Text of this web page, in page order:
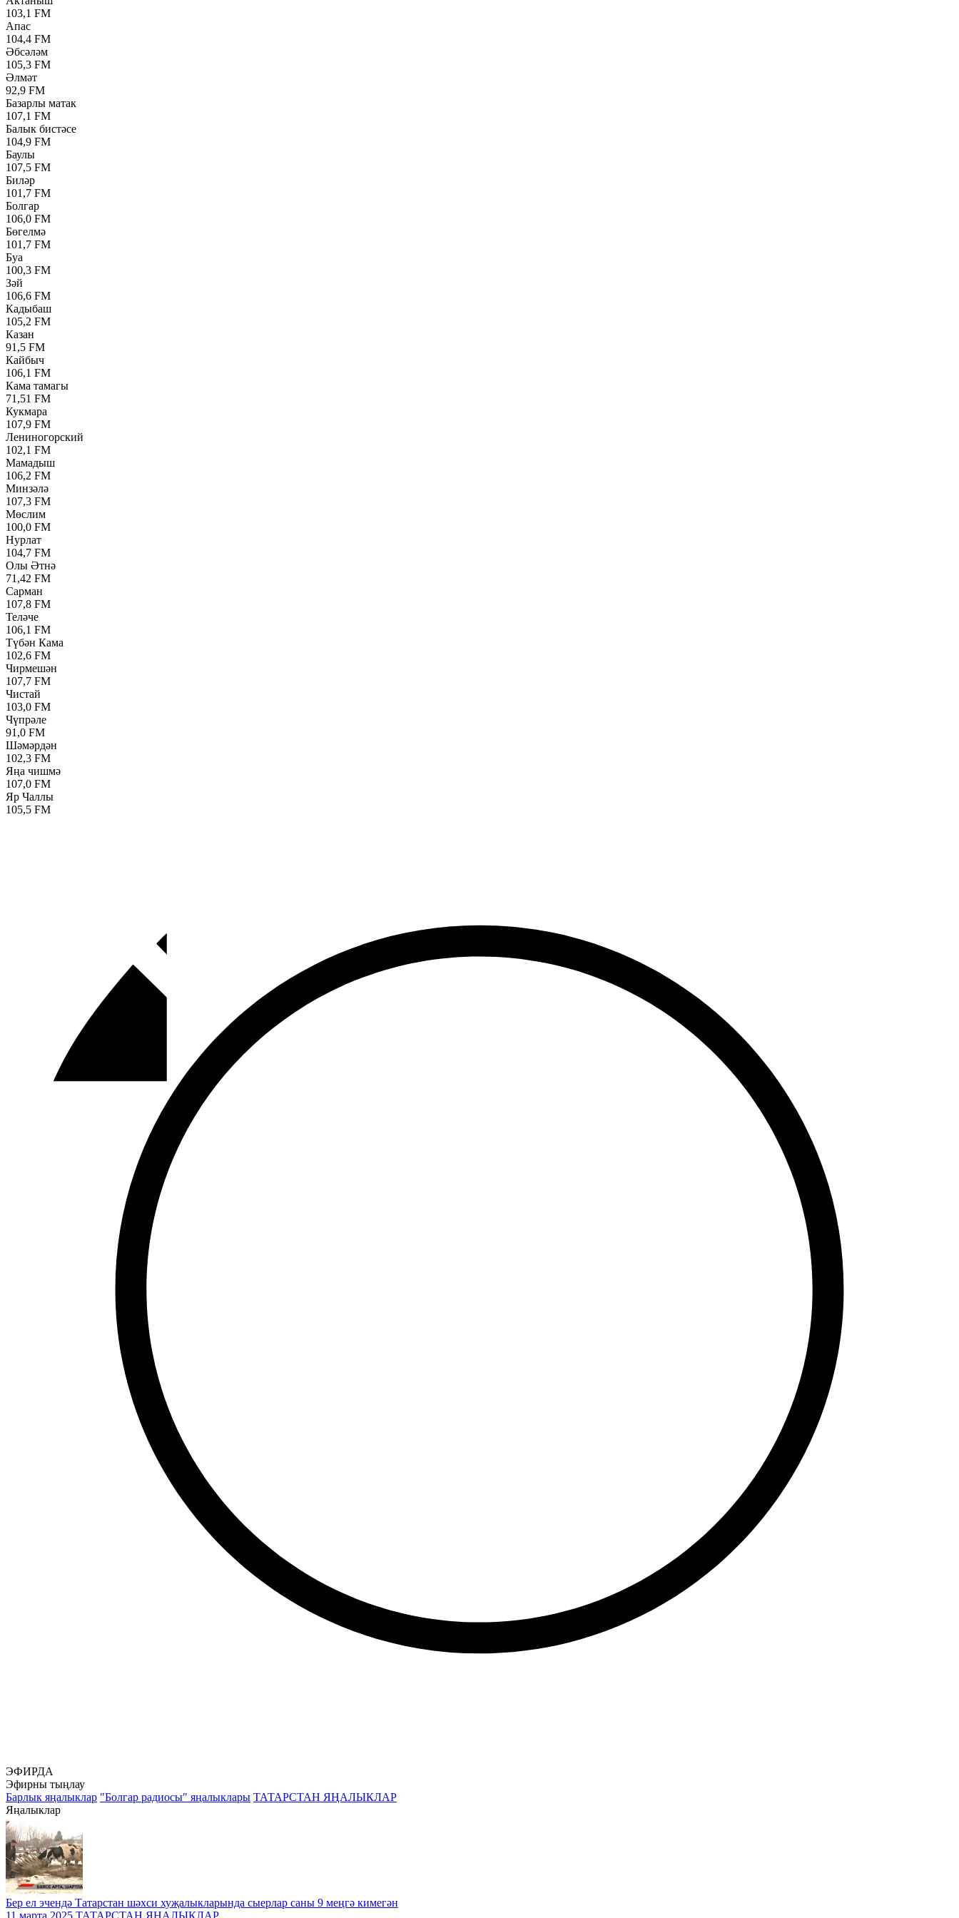
103,1 FM
Апас
104,4 FM
Әбсәләм
105,3 FM
Әлмәт
92,9 FM
Базарлы матак
107,1 FM
Балык бистәсе
104,9 FM
Баулы
107,5 FM
Биләр
101,7 FM
Болгар
106,0 FM
Бөгелмә
101,7 FM
Буа
100,3 FM
Зәй
106,6 FM
Кадыбаш
105,2 FM
Казан
91,5 FM
Кайбыч
106,1 FM
Кама тамагы
71,51 FM
Кукмара
107,9 FM
Лениногорский
102,1 FM
Мамадыш
106,2 FM
Минзәлә
107,3 FM
Мөслим
100,0 FM
Нурлат
104,7 FM
Олы Әтнә
71,42 FM
Сарман
107,8 FM
Теләче
106,1 FM
Түбән Кама
102,6 FM
Чирмешән
107,7 FM
Чистай
103,0 FM
Чүпрәле
91,0 FM
Шәмәрдән
102,3 FM
Яңа чишмә
107,0 FM
Яр Чаллы
105,5 FM
ЭФИРДА
Эфирны тыңлау
Барлык яңалыклар "Болгар радиосы" яңалыклары ТАТАРСТАН ЯҢАЛЫКЛАР
Яңалыклар
Бер ел эчендә Татарстан шәхси хуҗалыкларында сыерлар саны 9 меңгә кимегән